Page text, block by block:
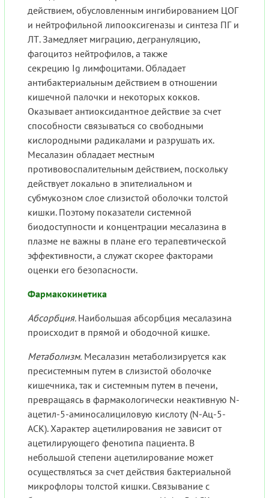
действием, обусловленным ингибированием ЦОГ
и нейтрофильной липооксигеназы и синтеза ПГ и
ЛТ. Замедляет миграцию, дегрануляцию,
фагоцитоз нейтрофилов, а также
секрецию Ig лимфоцитами. Обладает
антибактериальным действием в отношении
кишечной палочки и некоторых кокков.
Оказывает антиоксидантное действие за счет
способности связываться со свободными
кислородными радикалами и разрушать их.
Месалазин обладает местным
противовоспалительным действием, поскольку
действует локально в эпителиальном и
субмукозном слое слизистой оболочки толстой
кишки. Поэтому показатели системной
биодоступности и концентрации месалазина в
плазме не важны в плане его терапевтической
эффективности, а служат скорее факторами
оценки его безопасности.
Фармакокинетика
Абсорбция. Наибольшая абсорбция месалазина
происходит в прямой и ободочной кишке.
Метаболизм. Месалазин метаболизируется как
пресистемным путем в слизистой оболочке
кишечника, так и системным путем в печени,
превращаясь в фармакологически неактивную N-
ацетил-5-аминосалициловую кислоту (N-Ац-5-
АСК). Характер ацетилирования не зависит от
ацетилирующего фенотипа пациента. В
небольшой степени ацетилирование может
осуществляться за счет действия бактериальной
микрофлоры толстой кишки. Связывание с